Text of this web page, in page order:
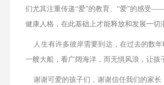
们尤其注重传递“爱”的教育、“爱”的感受
健康人格，在此基础上才能释放和发展一切
人生有许多彼岸需要到达，在过去的数
一艘大船，看广阔海洋，而无惧风浪，让孩
谢谢可爱的孩子们，谢谢信任我们的家长